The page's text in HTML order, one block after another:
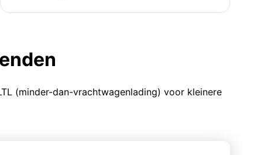
(minder-dan-vrachtwagenlading) voor kleinere